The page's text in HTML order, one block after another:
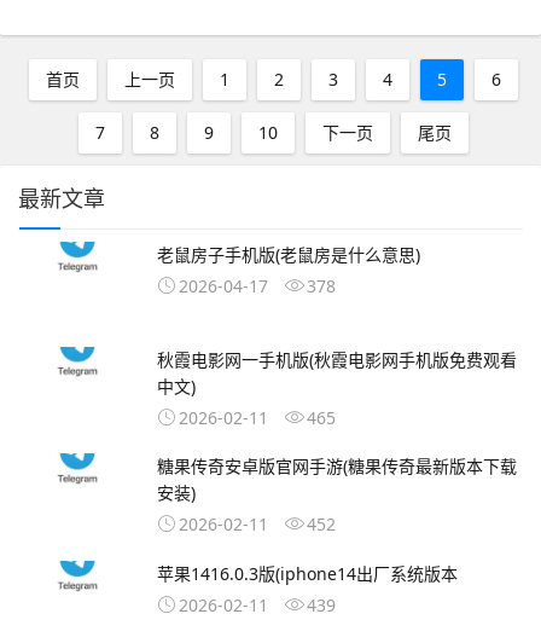
首页 上一页 1 2 3 4 5 6
7 8 9 10 下一页 尾页
最新文章
老鼠房子手机版(老鼠房是什么意思)
2026-04-17
378
秋霞电影网一手机版(秋霞电影网手机版免费观看
中文)
2026-02-11
465
糖果传奇安卓版官网手游(糖果传奇最新版本下载
安装)
2026-02-11
452
苹果1416.0.3版(iphone14出厂系统版本
2026-02-11
439